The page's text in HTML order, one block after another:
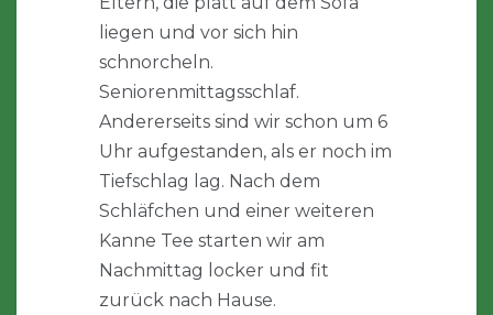
liegen und vor sich hin
schnorcheln.
Seniorenmittagsschlaf.
Andererseits sind wir schon um 6
Uhr aufgestanden, als er noch im
Tiefschlag lag. Nach dem
Schläfchen und einer weiteren
Kanne Tee starten wir am
Nachmittag locker und fit
zurück nach Hause.